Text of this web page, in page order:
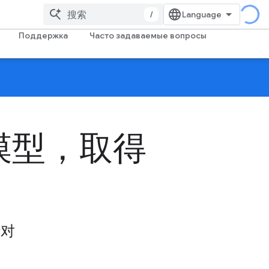
/
Поддержка
Часто задаваемые вопросы
，取得